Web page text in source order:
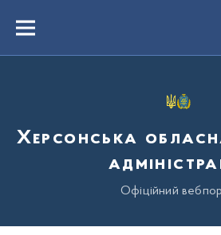
вмістуMenu
Херсонська
Офіційний